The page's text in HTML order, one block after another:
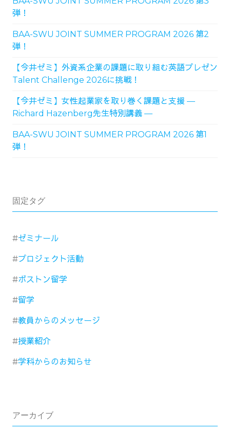
弾！
BAA-SWU JOINT SUMMER PROGRAM 2026 第2
弾！
【今井ゼミ】外資系企業の課題に取り組む英語プレゼン
Talent Challenge 2026に挑戦！
【今井ゼミ】女性起業家を取り巻く課題と支援 ―
Richard Hazenberg先生特別講義 ―
BAA-SWU JOINT SUMMER PROGRAM 2026 第1
弾！
固定タグ
ゼミナール
プロジェクト活動
ボストン留学
留学
教員からのメッセージ
授業紹介
学科からのお知らせ
アーカイブ